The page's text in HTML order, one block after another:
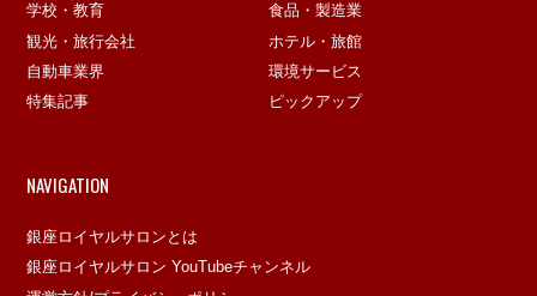
学校・教育
食品・製造業
観光・旅行会社
ホテル・旅館
自動車業界
環境サービス
特集記事
ピックアップ
NAVIGATION
銀座ロイヤルサロンとは
銀座ロイヤルサロン YouTubeチャンネル